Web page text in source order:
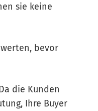
sie keine
bevor
die Kunden
Ihre Buyer